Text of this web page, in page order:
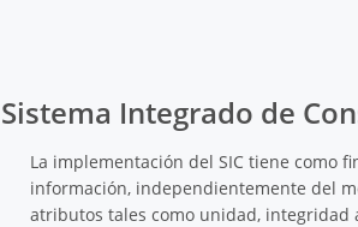
Sistema Integrado de
La implementación del SIC tiene como
información, independientemente del
atributos tales como unidad,